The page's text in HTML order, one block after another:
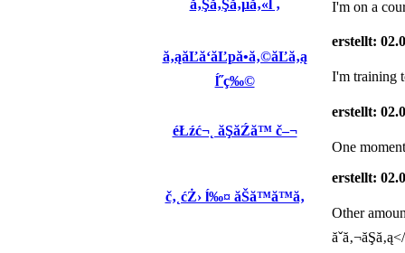
ă‚Şă‚Şă‚µă‚«ĺ ‚ I'm on a
ă‚ąăĽă‘ăĽpă•ă‚©ăĽă‚ą
ĺ˝ç‰©
erstellt:
I'm training
éŁźć¬˛ ăŞăŹă™ č–¬
erstellt:
One
č‚˛ćŻ› ĺ‰¤ ăŠă™ă™ă‚
erstellt:
Other